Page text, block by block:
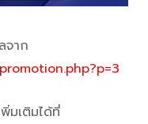
าก
มเติมได้ที่